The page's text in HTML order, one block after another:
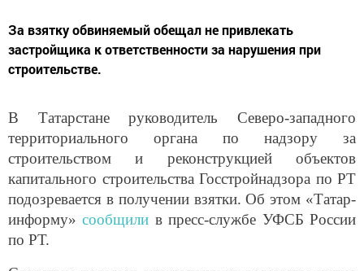
За взятку обвиняемый обещал не привлекать
застройщика к ответственности за нарушения при
строительстве.
В Татарстане руководитель Северо-западного
территориального органа по надзору за
строительством и реконструкцией объектов
капитального строительства Госстройнадзора по РТ
подозревается в получении взятки. Об этом «Татар-
информу»сообщили в пресс-службе УФСБ России
по РТ.